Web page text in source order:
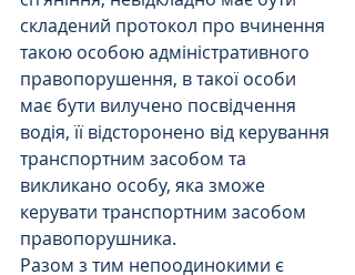
складений протокол про вчинення
такою особою адміністративного
правопорушення, в такої особи
має бути вилучено посвідчення
водія, її відсторонено від керування
транспортним засобом та
викликано особу, яка зможе
керувати транспортним засобом
правопорушника.
Разом з тим непоодинокими є